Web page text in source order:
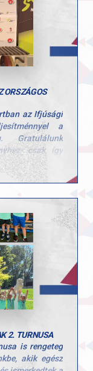
ORSZÁGOS
az Ifjúsági
a
Gratulálunk
csak így
2. TURNUSA
is rengeteg
akik egész